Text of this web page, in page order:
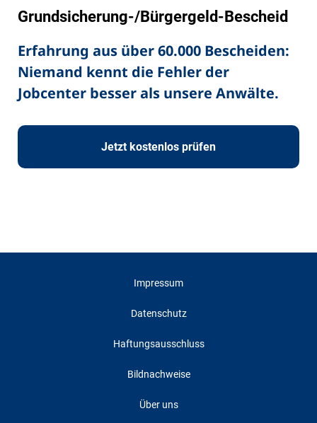
Grundsicherung-/Bürgergeld-Bescheid
Erfahrung aus über 60.000 Bescheiden:
Niemand kennt die Fehler der
Jobcenter besser als unsere Anwälte.
Jetzt kostenlos prüfen
Impressum
Datenschutz
Haftungsausschluss
Bildnachweise
Über uns